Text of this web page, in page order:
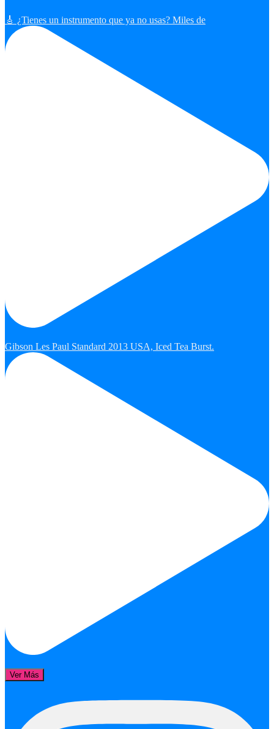
🎸 ¿Tienes un instrumento que ya no usas? Miles de
Gibson Les Paul Standard 2013 USA, Iced Tea Burst.
Ver Más